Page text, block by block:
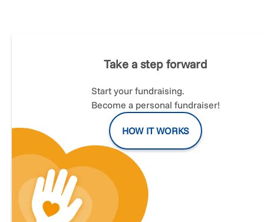
tutt'ora la frequentano.
Durante la ristrutturazione è emerso il pessimo stato
conservativo di tre dipinti del XVII secolo.
La volontà del parroco e di coloro che vivono nel borgo di
Carignano è riportare le opere artistiche al loro splendore
culturale, storico e religioso.
Dei tre dipinti due sono già stati consegnati ad una capace
restauratrice, con il parere favorevole della
Soprintendenza Archeologia, Belle Arti e Paesaggio delle
Marche.
Take a step forward
Start your fundraising.
Become a personal fundraiser!
HOW IT WORKS